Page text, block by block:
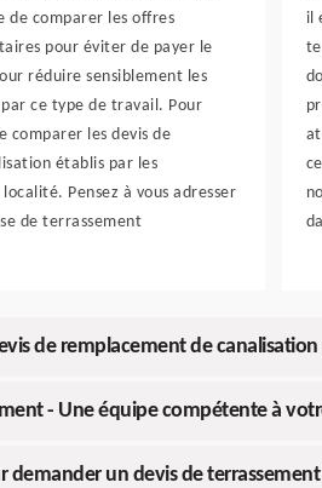
de comparer les offres
pour éviter de payer le
réduire sensiblement les
par ce type de travail. Pour
comparer les devis de
établis par les
Pensez à vous adresser
de terrassement
il
de remplacement de
- Une équipe compétente à
un devis de terrassement